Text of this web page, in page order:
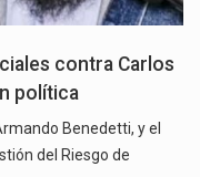
contra Carlos
política
Benedetti, y el
del Riesgo de